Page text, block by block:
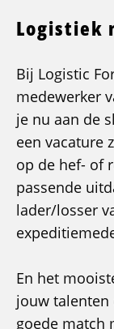
Logistiek
Bij Logistic
medewerker
je nu aan de
een vacature
op de hef- of
passende
lader/losser
En het
jouw talenten
goede match